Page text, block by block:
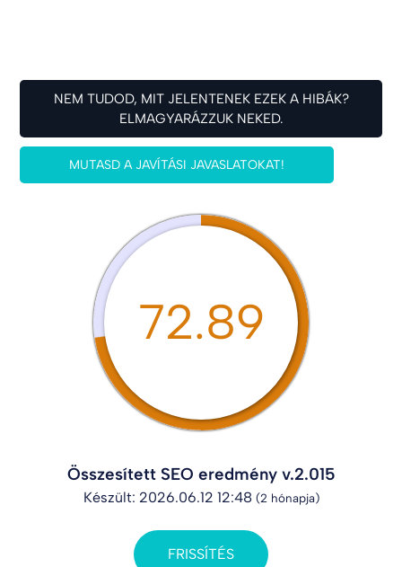
NEM TUDOD, MIT JELENTENEK EZEK A HIBÁK?
ELMAGYARÁZZUK NEKED.
MUTASD A JAVÍTÁSI JAVASLATOKAT!
72.89
Összesített SEO eredmény v.2.015
Készült: 2026.06.12 12:48 (2 hónapja)
FRISSÍTÉS